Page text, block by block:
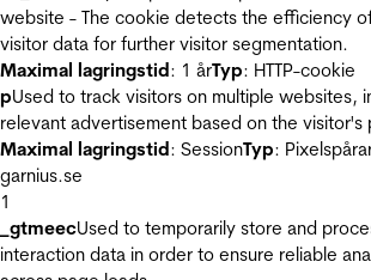
website - The cookie detects the efficiency
visitor data for further visitor segmentation.
Maximal lagringstid: 1 årTyp: HTTP-cookie
pUsed to track visitors on multiple websites,
relevant advertisement based on the visitor's
Maximal lagringstid: SessionTyp:
garnius.se
1
_gtmeecUsed to temporarily store and
interaction data in order to ensure reliable